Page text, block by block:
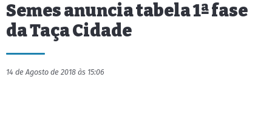
Semes anuncia tabela 1ª fase
da Taça Cidade
14 de Agosto de 2018 às 15:06